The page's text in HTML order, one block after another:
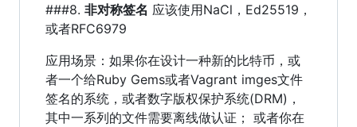
###8. 非对称签名 应该使用NaCl，Ed25519，
或者RFC6979
应用场景：如果你在设计一种新的比特币，或
者一个给Ruby Gems或者Vagrant imges文件
签名的系统，或者数字版权保护系统(DRM)，
其中一系列的文件需要离线做认证； 或者你在